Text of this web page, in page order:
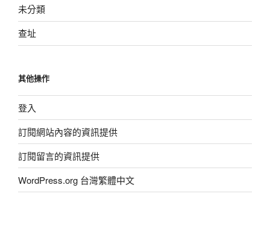
未分類
查址
其他操作
登入
訂閱網站內容的資訊提供
訂閱留言的資訊提供
WordPress.org 台灣繁體中文